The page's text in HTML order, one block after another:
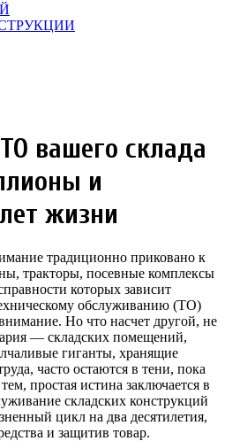
вашего склада
и
жизни
традиционно приковано к
тракторы, посевные комплексы
которых зависит
обслуживанию (ТО)
Но что насчет другой, не
— складских помещений,
гиганты, хранящие
часто остаются в тени, пока
простая истина заключается в
складских конструкций
цикл на два десятилетия,
и защитив товар.